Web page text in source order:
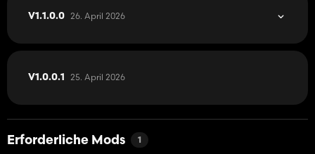
V1.1.0.0 26. April 2026
V1.0.0.1 25. April 2026
Erforderliche Mods 1